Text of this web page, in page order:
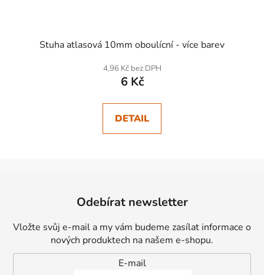
Stuha atlasová 10mm oboulícní - více barev
4,96 Kč bez DPH
6 Kč
DETAIL
Odebírat newsletter
Vložte svůj e-mail a my vám budeme zasílat informace o
nových produktech na našem e-shopu.
E-mail